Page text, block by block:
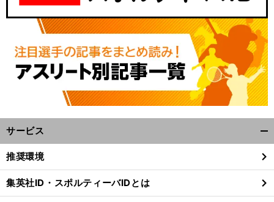
サービス
閉
る
推奨環境
集英社ID・スポルティーバIDとは